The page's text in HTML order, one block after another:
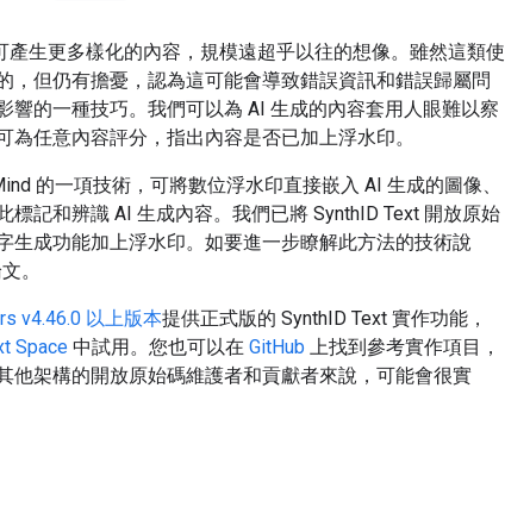
產生更多樣化的內容，規模遠超乎以往的想像。雖然這類使
，但仍有擔憂，認為這可能會導致錯誤資訊和錯誤歸屬問
響的一種技巧。我們可以為 AI 生成的內容套用人眼難以察
為任意內容評分，指出內容是否已加上浮水印。
的一項技術，可將數位浮水印直接嵌入 AI 生成的圖像、
標記和辨識 AI 生成內容。我們已將 SynthID Text 開放原始
生成功能加上浮水印。如要進一步瞭解此方法的技術說
。
v4.46.0 以上版本提供正式版的 SynthID Text 實作功能，
Space 中試用。您也可以在 GitHub 上找到參考實作項目，
他架構的開放原始碼維護者和貢獻者來說，可能會很實